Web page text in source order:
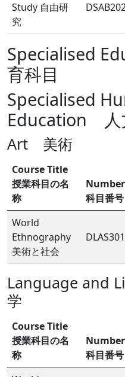
Study 自由研
究
Specialised
育科目
Specialised
Education 人
Art 美術
Course Title
授業科目の名
称
Number
科目番号
World
Ethnography
美術と社会
DLAS301
Language and
学
Course Title
授業科目の名
称
Number
科目番号